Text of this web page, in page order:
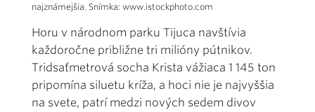
najznámejšia. Snímka: www.istockphoto.com
Horu v národnom parku Tijuca navštívia
každoročne približne tri milióny pútnikov.
Tridsaťmetrová socha Krista vážiaca 1 145 ton
pripomína siluetu kríža, a hoci nie je najvyššia
na svete, patrí medzi nových sedem divov